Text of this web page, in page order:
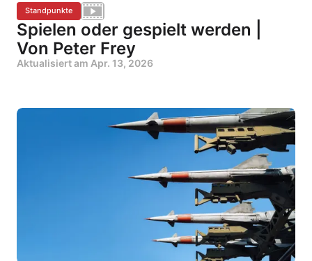
Standpunkte
Spielen oder gespielt werden |
Von Peter Frey
Aktualisiert am Apr. 13, 2026